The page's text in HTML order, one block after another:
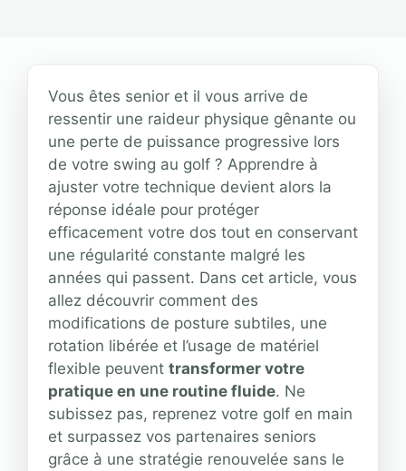
Vous êtes senior et il vous arrive de
ressentir une raideur physique gênante ou
une perte de puissance progressive lors
de votre swing au golf ? Apprendre à
ajuster votre technique devient alors la
réponse idéale pour protéger
efficacement votre dos tout en conservant
une régularité constante malgré les
années qui passent. Dans cet article, vous
allez découvrir comment des
modifications de posture subtiles, une
rotation libérée et l’usage de matériel
flexible peuvent transformer votre
pratique en une routine fluide. Ne
subissez pas, reprenez votre golf en main
et surpassez vos partenaires seniors
grâce à une stratégie renouvelée sans le